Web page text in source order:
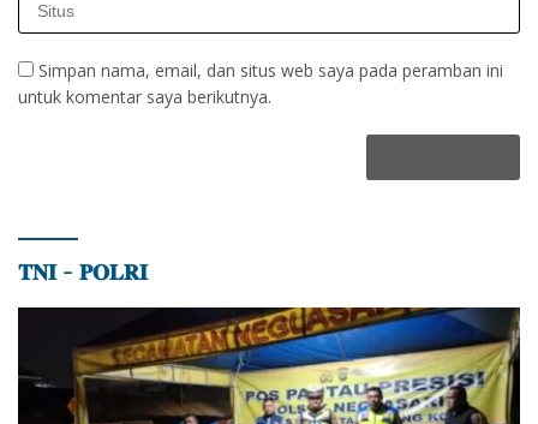
Simpan nama, email, dan situs web saya pada peramban ini
untuk komentar saya berikutnya.
𝐓𝐍𝐈 – 𝐏𝐎𝐋𝐑𝐈